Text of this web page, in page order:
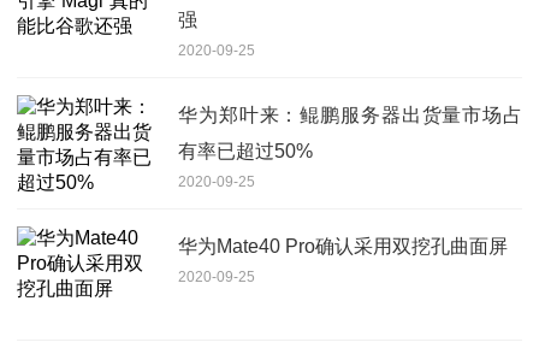
强
2020-09-25
华为郑叶来：鲲鹏服务器出货量市场占
有率已超过50%
2020-09-25
华为Mate40 Pro确认采用双挖孔曲面屏
2020-09-25